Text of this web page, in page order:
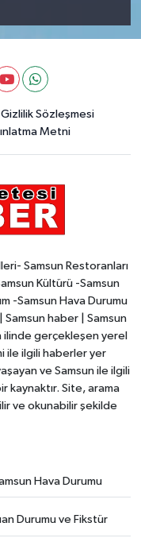
Gizlilik Sözleşmesi
Metni
Samsun Restoranları
Kültürü -Samsun
-Samsun Hava Durumu
haber | Samsun
ilinde gerçekleşen yerel
ile ilgili haberler yer
ve Samsun ile ilgili
kaynaktır. Site, arama
ve okunabilir şekilde
Hava Durumu
Durumu ve Fikstür